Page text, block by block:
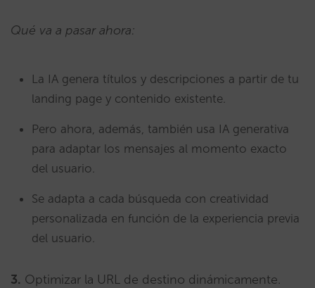
Qué va a pasar ahora:
La IA genera títulos y descripciones a partir de tu
landing page y contenido existente.
Pero ahora, además, también usa IA generativa
para adaptar los mensajes al momento exacto
del usuario.
Se adapta a cada búsqueda con creatividad
personalizada en función de la experiencia previa
del usuario.
3. Optimizar la URL de destino dinámicamente.